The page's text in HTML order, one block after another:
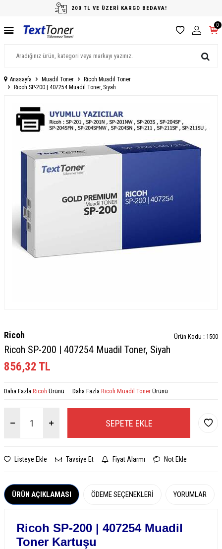
200 TL VE ÜZERİ KARGO BEDAVA!
0
Anasayfa Muadil Toner
Ricoh Muadil Toner
Ricoh SP-200 | 407254 Muadil Toner, Siyah
Ricoh Ürün Kodu : 1500
Ricoh SP-200 | 407254 Muadil Toner, Siyah
856,32 TL
Daha Fazla Ricoh Ürünü Daha Fazla Ricoh Muadil Toner Ürünü
SEPETE EKLE
Listeye Ekle Tavsiye Et Fiyat Alarmı Not Ekle
ÜRÜN AÇIKLAMASI ÖDEME SEÇENEKLERI YORUMLAR
Ricoh SP-200 | 407254 Muadil
Toner Kartuşu